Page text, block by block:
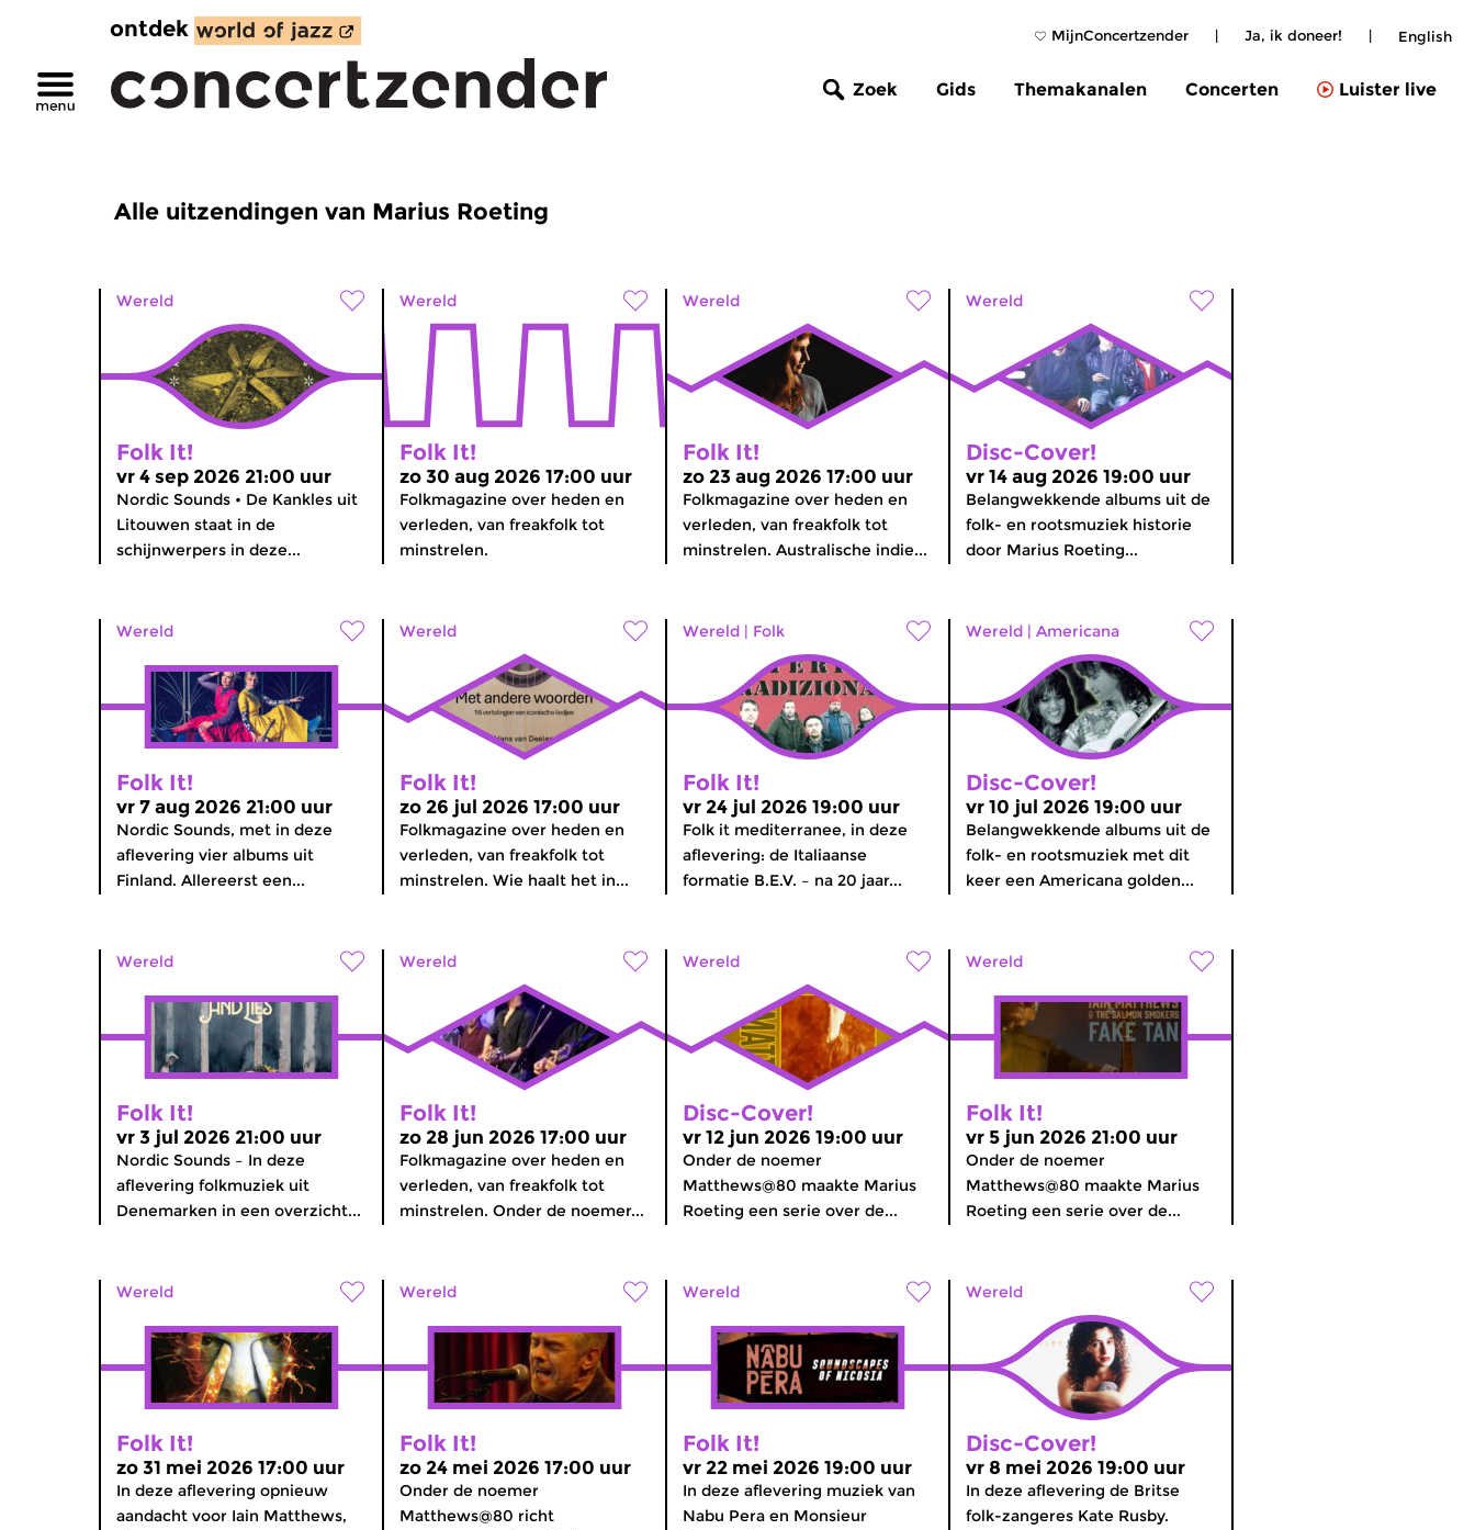
MijnConcertzender | Ja, ik doneer! | English
ontdek
Zoek Gids Themakanalen Concerten Luister live
Alle uitzendingen van Marius Roeting
Wereld
Folk It!
vr 4 sep 2026 21:00 uur
Nordic Sounds • De Kankles uit
Litouwen staat in de
schijnwerpers in deze...
Wereld
Folk It!
zo 30 aug 2026 17:00 uur
Folkmagazine over heden en
verleden, van freakfolk tot
minstrelen.
Wereld
Folk It!
zo 23 aug 2026 17:00 uur
Folkmagazine over heden en
verleden, van freakfolk tot
minstrelen. Australische indie...
Wereld
Disc-Cover!
vr 14 aug 2026 19:00 uur
Belangwekkende albums uit de
folk- en rootsmuziek historie
door Marius Roeting...
Wereld
Folk It!
vr 7 aug 2026 21:00 uur
Nordic Sounds, met in deze
aflevering vier albums uit
Finland. Allereerst een...
Wereld
Folk It!
zo 26 jul 2026 17:00 uur
Folkmagazine over heden en
verleden, van freakfolk tot
minstrelen. Wie haalt het in...
Wereld | Folk
Folk It!
vr 24 jul 2026 19:00 uur
Folk it mediterranee, in deze
aflevering: de Italiaanse
formatie B.E.V. – na 20 jaar...
Wereld | Americana
Disc-Cover!
vr 10 jul 2026 19:00 uur
Belangwekkende albums uit de
folk- en rootsmuziek met dit
keer een Americana golden...
Wereld
Folk It!
vr 3 jul 2026 21:00 uur
Nordic Sounds – In deze
aflevering folkmuziek uit
Denemarken in een overzicht...
Wereld
Folk It!
zo 28 jun 2026 17:00 uur
Folkmagazine over heden en
verleden, van freakfolk tot
minstrelen. Onder de noemer...
Wereld
Disc-Cover!
vr 12 jun 2026 19:00 uur
Onder de noemer
Matthews@80 maakte Marius
Roeting een serie over de...
Wereld
Folk It!
vr 5 jun 2026 21:00 uur
Onder de noemer
Matthews@80 maakte Marius
Roeting een serie over de...
Wereld
Folk It!
zo 31 mei 2026 17:00 uur
In deze aflevering opnieuw
aandacht voor Iain Matthews,
Wereld
Folk It!
zo 24 mei 2026 17:00 uur
Onder de noemer
Matthews@80 richt
Wereld
Folk It!
vr 22 mei 2026 19:00 uur
In deze aflevering muziek van
Nabu Pera en Monsieur
Wereld
Disc-Cover!
vr 8 mei 2026 19:00 uur
In deze aflevering de Britse
folk-zangeres Kate Rusby.